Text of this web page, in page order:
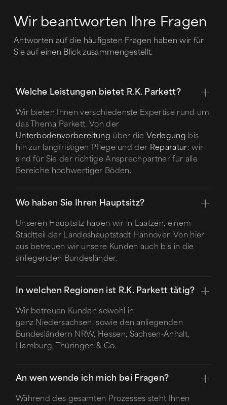
Wir beantworten Ihre Fragen
Antworten auf die häufigsten Fragen haben wir für
Sie auf einen Blick zusammengestellt.
Welche Leistungen bietet R.K. Parkett?
Wir bieten Ihnen verschiedenste Expertise rund um
das Thema Parkett. Von der
Unterbodenvorbereitung über dieVerlegung bis
hin zur langfristigen Pflege und der Reparatur: wir
sind für Sie der richtige Ansprechpartner für alle
Bereiche hochwertiger Böden.
Wo haben Sie Ihren Hauptsitz?
Unseren Hauptsitz haben wir in Laatzen, einem
Stadtteil der Landeshauptstadt Hannover. Von hier
aus betreuen wir unsere Kunden auch bis in die
anliegenden Bundesländer.
In welchen Regionen ist R.K. Parkett tätig?
Wir betreuen Kunden sowohl in
ganz Niedersachsen, sowie den anliegenden
Bundesländern NRW, Hessen, Sachsen-Anhalt,
Hamburg, Thüringen & Co.
An wen wende ich mich bei Fragen?
Während des gesamten Prozesses steht Ihnen